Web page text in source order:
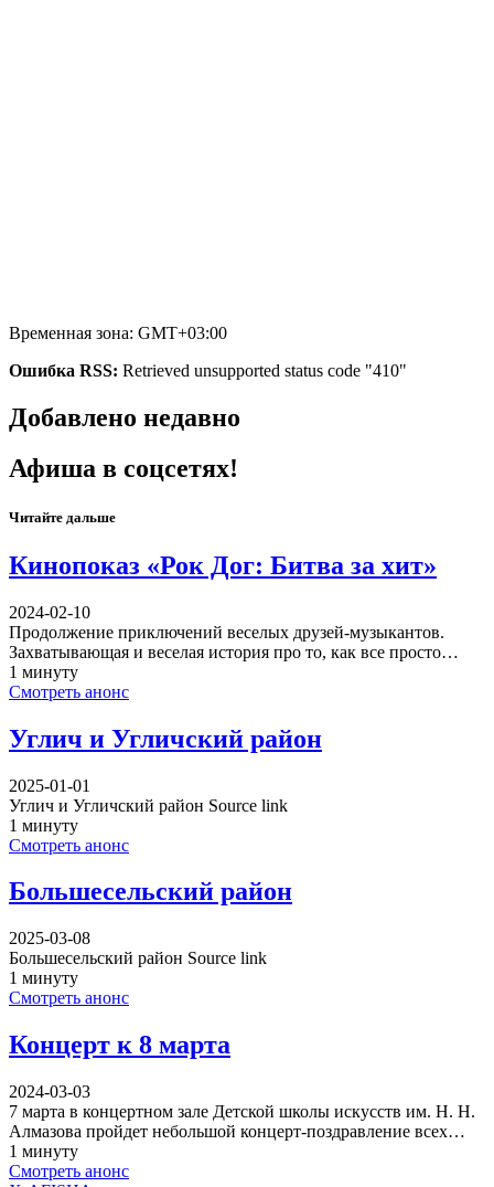
Временная зона: GMT+03:00
Ошибка RSS: Retrieved unsupported status code "410"
Добавлено недавно
Афиша в соцсетях!
Читайте дальше
Кинопоказ «Рок Дог: Битва за хит»
2024-02-10
Продолжение приключений веселых друзей-музыкантов.
Захватывающая и веселая история про то, как все просто…
1 минуту
Смотреть анонс
Углич и Угличский район
2025-01-01
Углич и Угличский район Source link
1 минуту
Смотреть анонс
Большесельский район
2025-03-08
Большесельский район Source link
1 минуту
Смотреть анонс
Концерт к 8 марта
2024-03-03
7 марта в концертном зале Детской школы искусств им. Н. Н.
Алмазова пройдет небольшой концерт-поздравление всех…
1 минуту
Смотреть анонс